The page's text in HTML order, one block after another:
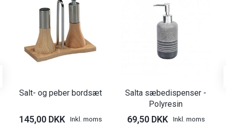
Salt- og peber bordsæt
145,00 DKK Inkl. moms
Salta sæbedispenser -
Polyresin
69,50 DKK Inkl. moms